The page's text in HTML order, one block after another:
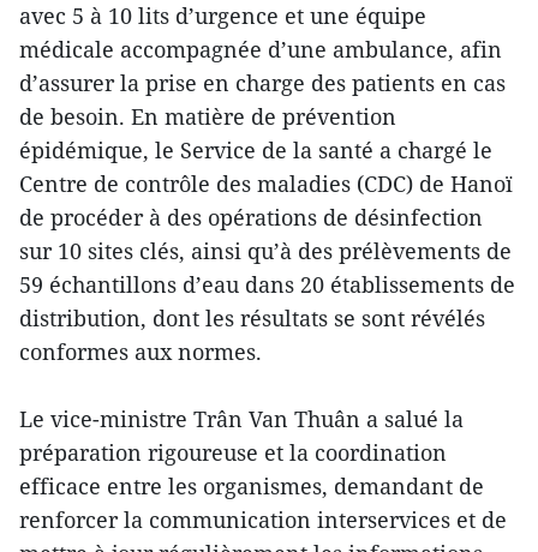
avec 5 à 10 lits d’urgence et une équipe
médicale accompagnée d’une ambulance, afin
d’assurer la prise en charge des patients en cas
de besoin. En matière de prévention
épidémique, le Service de la santé a chargé le
Centre de contrôle des maladies (CDC) de Hanoï
de procéder à des opérations de désinfection
sur 10 sites clés, ainsi qu’à des prélèvements de
59 échantillons d’eau dans 20 établissements de
distribution, dont les résultats se sont révélés
conformes aux normes.
Le vice-ministre Trân Van Thuân a salué la
préparation rigoureuse et la coordination
efficace entre les organismes, demandant de
renforcer la communication interservices et de